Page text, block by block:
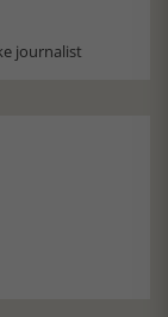
journalist